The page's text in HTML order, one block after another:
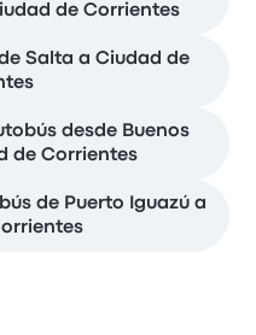
de Corrientes
Salta a Ciudad de
desde Buenos
de Corrientes
de Puerto Iguazú a